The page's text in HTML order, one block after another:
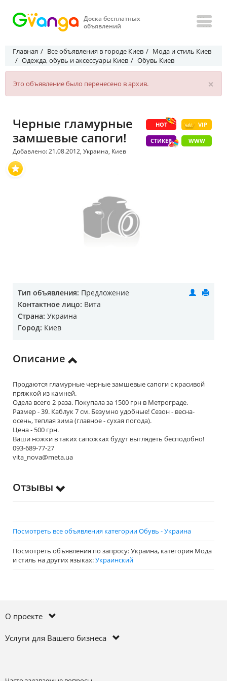
Доска бесплатных
объявлений
Главная Все объявления в городе Киев
Мода и стиль Киев
Одежда, обувь и аксессуары Киев
Обувь Киев
×
Это объявление было перенесено в архив.
HOT VIP
СТИКЕР WWW
Черные гламурные
замшевые сапоги!
Добавлено: 21.08.2012, Украина, Киев
Тип объявления: Предложение
Контактное лицо: Вита
Страна: Украина
Город: Киев
Описание
Продаются гламурные черные замшевые сапоги с красивой
пряжкой из камней.
Одела всего 2 раза. Покупала за 1500 грн в Метрограде.
Размер - 39. Каблук 7 см. Безумно удобные! Сезон - весна-
осень, теплая зима (главное - сухая погода).
Цена - 500 грн.
Ваши ножки в таких сапожках будут выглядеть бесподобно!
093-689-77-27
vita_nova@meta.ua
Отзывы
Посмотреть все объявления категории Обувь - Украина
Посмотреть объявления по запросу: Украина, категория Мода
и стиль на других языках:Украинский
О проекте
Услуги для Вашего бизнеса